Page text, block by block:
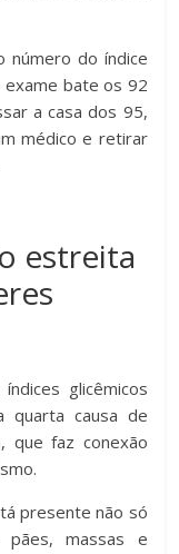
número do índice
exame bate os 92
a casa dos 95,
médico e retirar
estreita
glicêmicos
quarta causa de
que faz conexão
presente não só
pães, massas e